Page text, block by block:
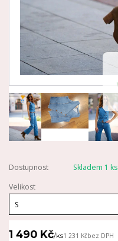
Dostupnost
Skladem 1 ks
Velikost
1 490 Kč/ks1 231 Kčbez DPH